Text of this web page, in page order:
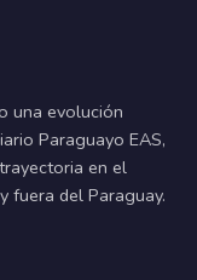
una evolución
Paraguayo EAS,
en el
fuera del Paraguay.